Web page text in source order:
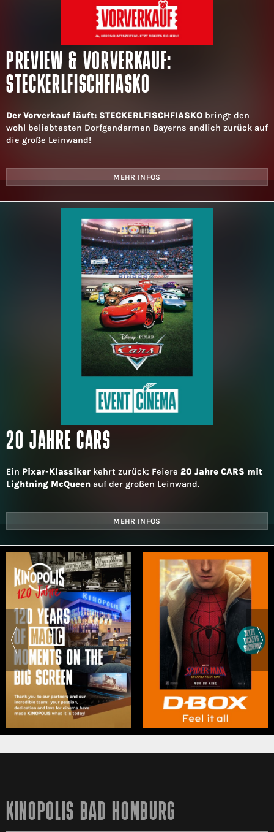
PREVIEW & VORVERKAUF:
STECKERLFISCHFIASKO
Der Vorverkauf läuft: STECKERLFISCHFIASKO bringt den
wohl beliebtesten Dorfgendarmen Bayerns endlich zurück auf
die große Leinwand!
MEHR INFOS
20 JAHRE CARS
Ein Pixar-Klassiker kehrt zurück: Feiere 20 Jahre CARS mit
Lightning McQueen auf der großen Leinwand.
MEHR INFOS
KINOPOLIS BAD HOMBURG